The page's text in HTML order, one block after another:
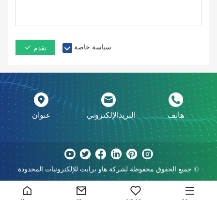
تقدم سياسة خاصة
عنوان البريدالإلكتروني هاتف
جميع الحقوق محفوظة لشركة هاو برايت للإلكترونيات المحدودة ©